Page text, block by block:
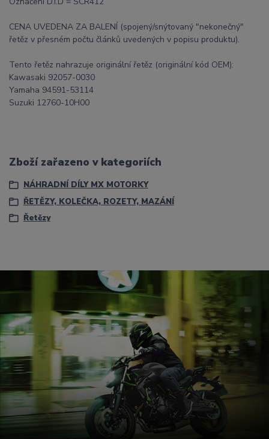
CENA UVEDENA ZA BALENÍ (spojený/snýtovaný "nekonečný"
řetěz v přesném počtu článků uvedených v popisu produktu).
Tento řetěz nahrazuje originální řetěz (originální kód OEM):
Kawasaki 92057-0030
Yamaha 94591-53114
Suzuki 12760-10H00
Zboží zařazeno v kategoriích
NÁHRADNÍ DÍLY MX MOTORKY
ŘETĚZY, KOLEČKA, ROZETY, MAZÁNÍ
Řetězy